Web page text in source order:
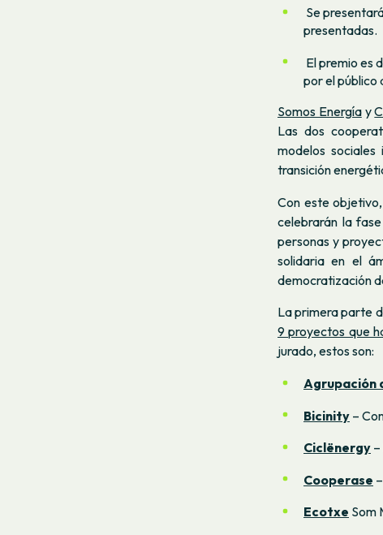
Se
presentadas.
El premio es
por el público
Somos Energíay
Las dos
modelos
transición
Con este
celebrarán la
personas y
solidaria en el
democratización
La primera parte
9 proyectos que
jurado, estos son:
Agrupación
Bicinity –
Ciclënergy
Cooperase
Ecotxe Som